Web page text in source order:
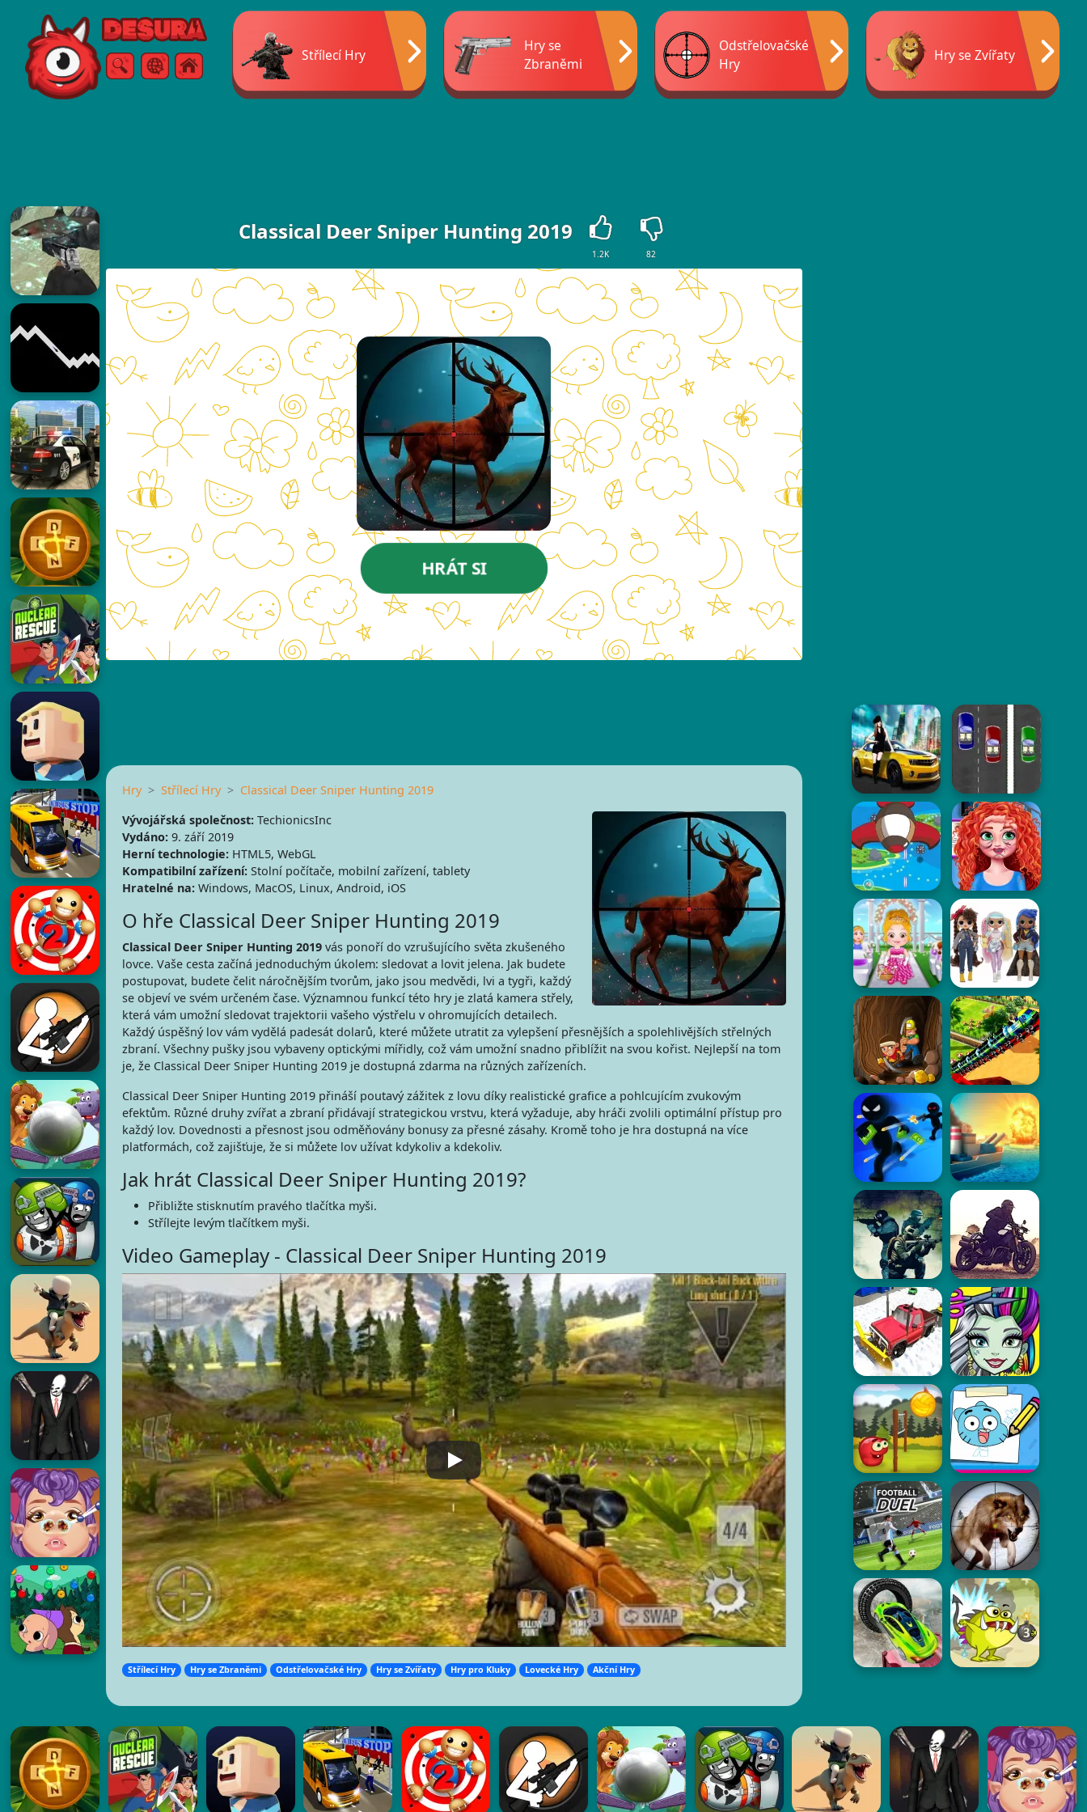
Free Online Games
Vyhledávání
Menu
Střílecí Hry
Hry se
Zbraněmi
Odstřelovačské
Hry
Hry se Zvířaty
Classical Deer Sniper Hunting 2019
1.2K 82
HRÁT SI
Hry Střílecí Hry
Classical Deer Sniper Hunting 2019
Vývojářská společnost:TechionicsInc
Vydáno:9. září 2019
Herní technologie:HTML5, WebGL
Kompatibilní zařízení:Stolní počítače, mobilní zařízení, tablety
Hratelné na:Windows, MacOS, Linux, Android, iOS
O hře Classical Deer Sniper Hunting 2019
Classical Deer Sniper Hunting 2019vás ponoří do vzrušujícího světa zkušeného
lovce. Vaše cesta začíná jednoduchým úkolem: sledovat a lovit jelena. Jak budete
postupovat, budete čelit náročnějším tvorům, jako jsou medvědi, lvi a tygři, každý
se objeví ve svém určeném čase. Významnou funkcí této hry je zlatá kamera střely,
která vám umožní sledovat trajektorii vašeho výstřelu v ohromujících detailech.
Každý úspěšný lov vám vydělá padesát dolarů, které můžete utratit za vylepšení přesnějších a spolehlivějších střelných
zbraní. Všechny pušky jsou vybaveny optickými mířidly, což vám umožní snadno přiblížit na svou kořist. Nejlepší na tom
je, že Classical Deer Sniper Hunting 2019 je dostupná zdarma na různých zařízeních.
Classical Deer Sniper Hunting 2019 přináší poutavý zážitek z lovu díky realistické grafice a pohlcujícím zvukovým
efektům. Různé druhy zvířat a zbraní přidávají strategickou vrstvu, která vyžaduje, aby hráči zvolili optimální přístup pro
každý lov. Dovednosti a přesnost jsou odměňovány bonusy za přesné zásahy. Kromě toho je hra dostupná na více
platformách, což zajišťuje, že si můžete lov užívat kdykoliv a kdekoliv.
Jak hrát Classical Deer Sniper Hunting 2019?
Přibližte stisknutím pravého tlačítka myši.
Střílejte levým tlačítkem myši.
Video Gameplay - Classical Deer Sniper Hunting 2019
Střílecí Hry Hry se Zbraněmi Odstřelovačské Hry Hry se Zvířaty Hry pro Kluky Lovecké Hry Akční Hry